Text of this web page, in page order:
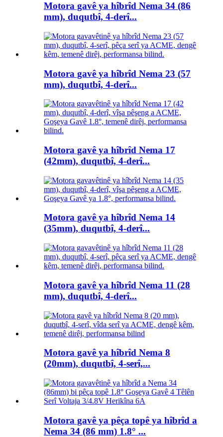
Motora gavê ya hîbrîd Nema 34 (86
mm), duqutbî, 4-derî...
Motora gavê ya hîbrîd Nema 23 (57
mm), duqutbî, 4-derî...
Motora gavê ya hîbrîd Nema 17
(42mm), duqutbî, 4-derî...
Motora gavê ya hîbrîd Nema 14
(35mm), duqutbî, 4-derî...
Motora gavê ya hîbrîd Nema 11 (28
mm), duqutbî, 4-derî...
Motora gavê ya hîbrîd Nema 8
(20mm), duqutbî, 4-serî,...
Motora gavê ya pêça topê ya hîbrîd a
Nema 34 (86 mm) 1.8° ...